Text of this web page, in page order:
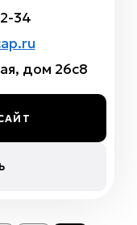
34
дом 26с8